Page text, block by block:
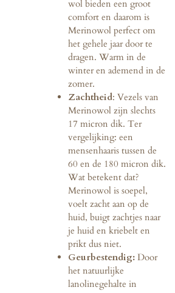
wol bieden een groot
comfort en daarom is
Merinowol perfect om
het gehele jaar door te
dragen. Warm in de
winter en ademend in de
zomer.
Zachtheid: Vezels van
Merinowol zijn slechts
17 micron dik. Ter
vergelijking: een
mensenhaaris tussen de
60 en de 180 micron dik.
Wat betekent dat?
Merinowol is soepel,
voelt zacht aan op de
huid, buigt zachtjes naar
je huid en kriebelt en
prikt dus niet.
Geurbestendig:Door
het natuurlijke
lanolinegehalte in